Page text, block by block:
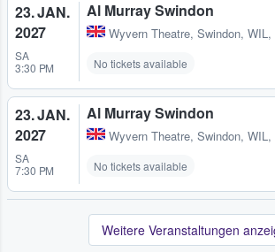
23. JAN.
2027
SA
3:30 PM
Al Murray Swindon
Wyvern Theatre, Swindon, WIL,
No tickets available
23. JAN.
2027
SA
7:30 PM
Al Murray Swindon
Wyvern Theatre, Swindon, WIL,
No tickets available
Weitere Veranstaltungen